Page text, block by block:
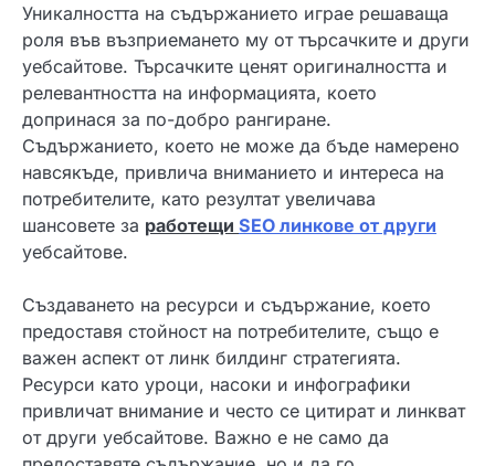
Уникалността на съдържанието играе решаваща
роля във възприемането му от търсачките и други
уебсайтове. Търсачките ценят оригиналността и
релевантността на информацията, което
допринася за по-добро рангиране.
Съдържанието, което не може да бъде намерено
навсякъде, привлича вниманието и интереса на
потребителите, като резултат увеличава
шансовете за работещи SEO линкове от други
уебсайтове.
Създаването на ресурси и съдържание, което
предоставя стойност на потребителите, също е
важен аспект от линк билдинг стратегията.
Ресурси като уроци, насоки и инфографики
привличат внимание и често се цитират и линкват
от други уебсайтове. Важно е не само да